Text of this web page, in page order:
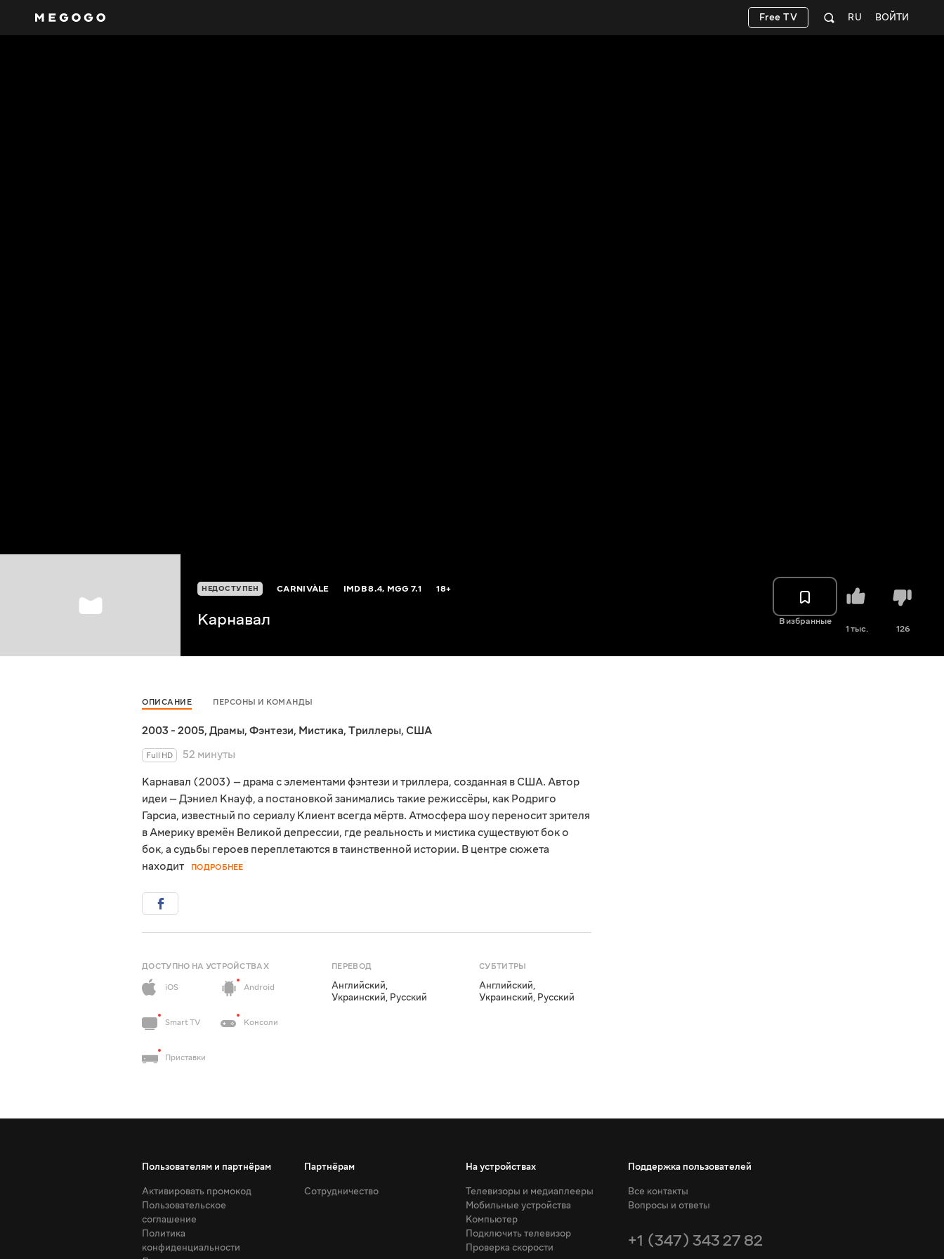
ВОЙТИ
RU
Free TV
НЕДОСТУПЕН CARNIVÀLE IMDB8.4, MGG7.1 18+
Карнавал В избранные
1 тыс. 126
ОПИСАНИЕ ПЕРСОНЫ И КОМАНДЫ
2003 - 2005, Драмы, Фэнтези, Мистика, Триллеры, США
Full HD
52 минуты
Карнавал (2003) — драма с элементами фэнтези и триллера, созданная в США. Автор
идеи — Дэниел Кнауф, а постановкой занимались такие режиссёры, как Родриго
Гарсиа, известный по сериалу Клиент всегда мёртв. Атмосфера шоу переносит зрителя
в Америку времён Великой депрессии, где реальность и мистика существуют бок о
бок, а судьбы героев переплетаются в таинственной истории. В центре сюжета
находит
ПОДРОБНЕЕ
ДОСТУПНО НА УСТРОЙСТВАХ
iOS
Android
Smart TV Консоли
Приставки
ПЕРЕВОД
Английский,
Украинский, Русский
СУБТИТРЫ
Английский,
Украинский, Русский
Пользователям и партнёрам
Активировать промокод
Пользовательское
соглашение
Политика
конфиденциальности
Партнёрам
Сотрудничество
На устройствах
Телевизоры и медиаплееры
Мобильные устройства
Компьютер
Подключить телевизор
Проверка скорости
Поддержка пользователей
Все контакты
Вопросы и ответы
+1 (347) 343 27 82